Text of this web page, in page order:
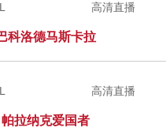
科洛德马斯卡拉
高清直播
拉纳克爱国者
高清直播